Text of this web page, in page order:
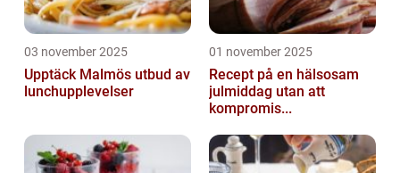
03 november 2025
Upptäck Malmös utbud av
lunchupplevelser
01 november 2025
Recept på en hälsosam
julmiddag utan att
kompromis...